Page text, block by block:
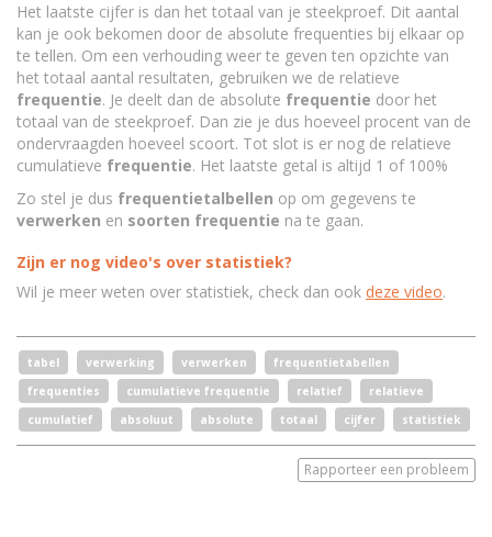
Het laatste cijfer is dan het totaal van je steekproef. Dit aantal
kan je ook bekomen door de absolute frequenties bij elkaar op
te tellen. Om een verhouding weer te geven ten opzichte van
het totaal aantal resultaten, gebruiken we de relatieve
frequentie. Je deelt dan de absolute frequentie door het
totaal van de steekproef. Dan zie je dus hoeveel procent van de
ondervraagden hoeveel scoort. Tot slot is er nog de relatieve
cumulatieve frequentie. Het laatste getal is altijd 1 of 100%
Zo stel je dus frequentietalbellen op om gegevens te
verwerken en soorten frequentie na te gaan.
Zijn er nog video's over statistiek?
Wil je meer weten over statistiek, check dan ook deze video.
tabel verwerking verwerken
frequentietabellen
frequenties
cumulatieve frequentie relatief
relatieve
cumulatief
absoluut absolute totaal cijfer statistiek
Rapporteer een probleem